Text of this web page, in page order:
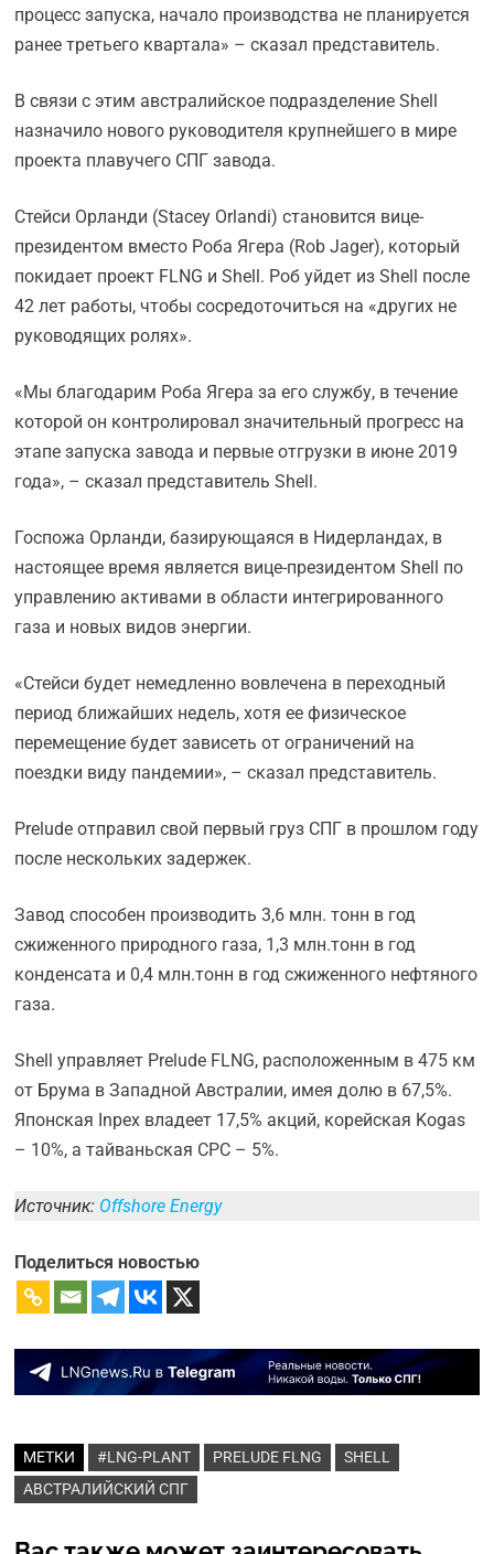
процесс запуска, начало производства не планируется
ранее третьего квартала» – сказал представитель.
В связи с этим австралийское подразделение Shell
назначило нового руководителя крупнейшего в мире
проекта плавучего СПГ завода.
Стейси Орланди (Stacey Orlandi) становится вице-
президентом вместо Роба Ягера (Rob Jager), который
покидает проект FLNG и Shell. Роб уйдет из Shell после
42 лет работы, чтобы сосредоточиться на «других не
руководящих ролях».
«Мы благодарим Роба Ягера за его службу, в течение
которой он контролировал значительный прогресс на
этапе запуска завода и первые отгрузки в июне 2019
года», – сказал представитель Shell.
Госпожа Орланди, базирующаяся в Нидерландах, в
настоящее время является вице-президентом Shell по
управлению активами в области интегрированного
газа и новых видов энергии.
«Стейси будет немедленно вовлечена в переходный
период ближайших недель, хотя ее физическое
перемещение будет зависеть от ограничений на
поездки виду пандемии», – сказал представитель.
Prelude отправил свой первый груз СПГ в прошлом году
после нескольких задержек.
Завод способен производить 3,6 млн. тонн в год
сжиженного природного газа, 1,3 млн.тонн в год
конденсата и 0,4 млн.тонн в год сжиженного нефтяного
газа.
Shell управляет Prelude FLNG, расположенным в 475 км
от Брума в Западной Австралии, имея долю в 67,5%.
Японская Inpex владеет 17,5% акций, корейская Kogas
– 10%, а тайваньская CPC – 5%.
Источник: Offshore Energy
Поделиться новостью
МЕТКИ #LNG-PLANT PRELUDE FLNG
SHELL
АВСТРАЛИЙСКИЙ СПГ